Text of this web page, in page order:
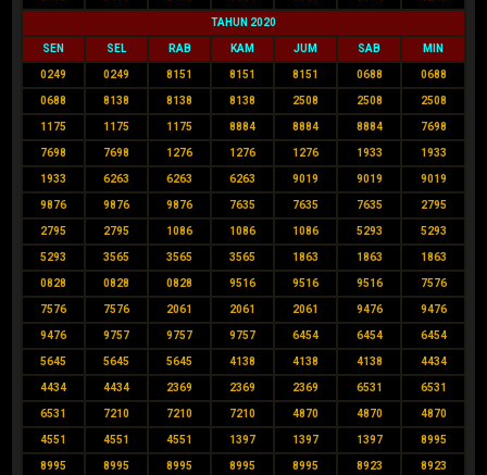
TAHUN 2020
SEN SEL RAB KAM JUM SAB MIN
0249 0249 8151 8151 8151 0688 0688
0688 8138 8138 8138 2508 2508 2508
1175 1175 1175 8884 8884 8884 7698
7698 7698 1276 1276 1276 1933 1933
1933 6263 6263 6263 9019 9019 9019
9876 9876 9876 7635 7635 7635 2795
2795 2795 1086 1086 1086 5293 5293
5293 3565 3565 3565 1863 1863 1863
0828 0828 0828 9516 9516 9516 7576
7576 7576 2061 2061 2061 9476 9476
9476 9757 9757 9757 6454 6454 6454
5645 5645 5645 4138 4138 4138 4434
4434 4434 2369 2369 2369 6531 6531
6531 7210 7210 7210 4870 4870 4870
4551 4551 4551 1397 1397 1397 8995
8995 8995 8995 8995 8995 8923 8923